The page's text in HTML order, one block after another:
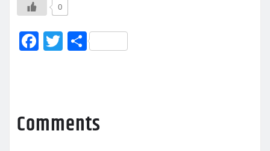
0
F
b
o
T
r
Μ
σ
τ
Comments